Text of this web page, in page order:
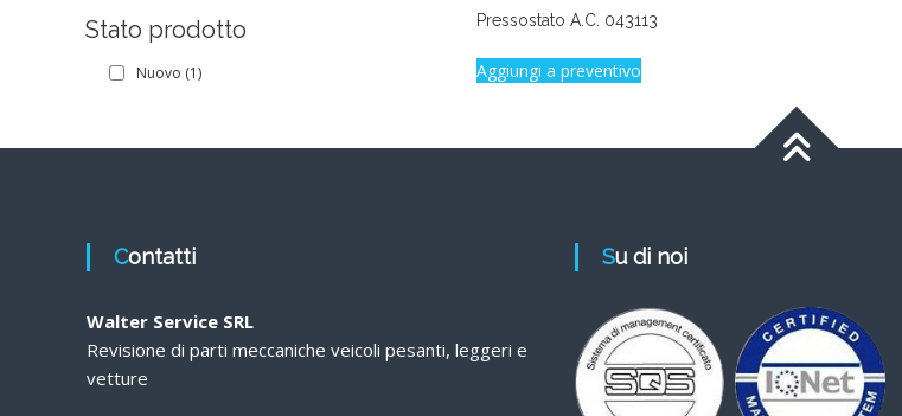
Pressostato A.C. 043113
Aggiungi a preventivo
Stato prodotto
Nuovo (1)
Contatti
Walter Service SRL
Revisione di parti meccaniche veicoli pesanti, leggeri e
vetture
Su di noi